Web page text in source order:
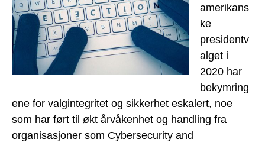
amerikans
ke
presidentv
alget i
2020 har
bekymring
ene for valgintegritet og sikkerhet eskalert, noe
som har ført til økt årvåkenhet og handling fra
organisasjoner som Cybersecurity and